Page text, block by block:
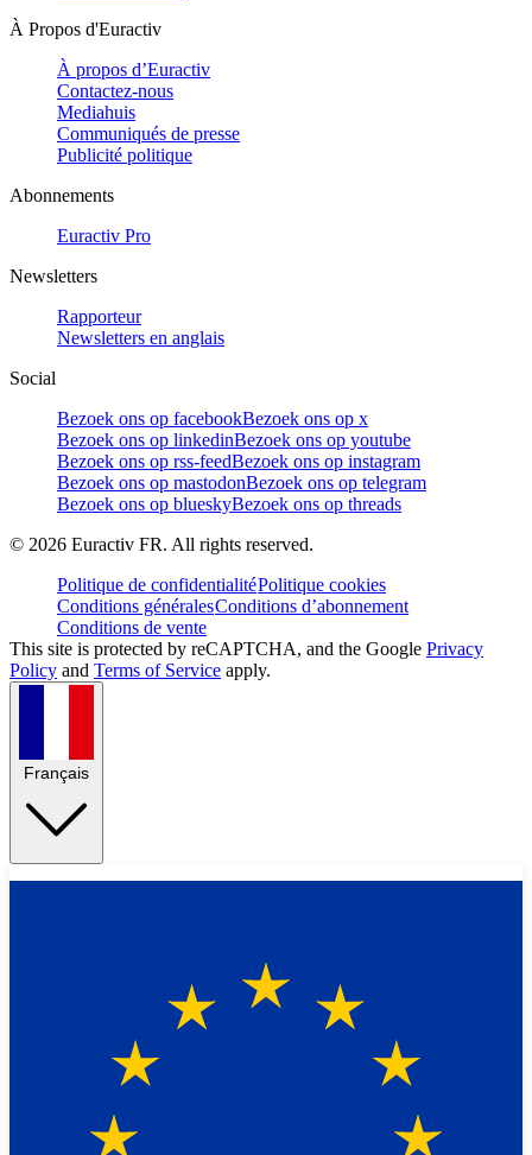
À Propos d'Euractiv
À propos d’Euractiv
Contactez-nous
Mediahuis
Communiqués de presse
Publicité politique
Abonnements
Euractiv Pro
Newsletters
Rapporteur
Newsletters en anglais
Social
Bezoek ons op facebookBezoek ons op x
Bezoek ons op linkedinBezoek ons op youtube
Bezoek ons op rss-feedBezoek ons op instagram
Bezoek ons op mastodonBezoek ons op telegram
Bezoek ons op blueskyBezoek ons op threads
© 2026 Euractiv FR. All rights reserved.
Politique de confidentialitéPolitique cookies
Conditions généralesConditions d’abonnement
Conditions de vente
This site is protected by reCAPTCHA, and the Google Privacy
Policy and Terms of Service apply.
Français